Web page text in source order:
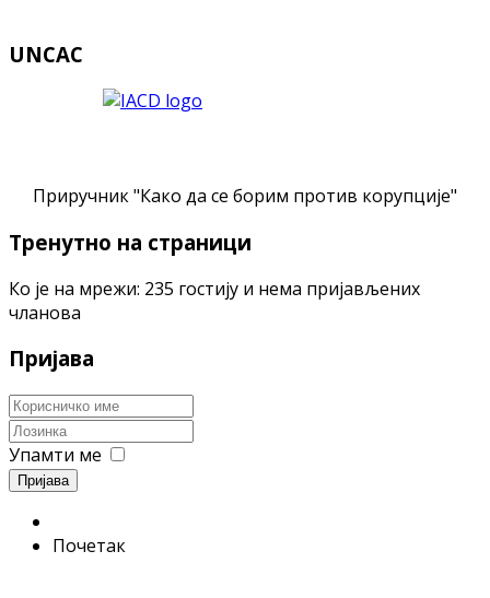
UNCAC
Приручник "Како да се борим против корупције"
Тренутно на страници
Ко је на мрежи: 235 гостију и нема пријављених
чланова
Пријава
Упамти ме
Пријава
Почетак